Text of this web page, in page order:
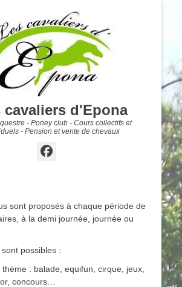
cavaliers d'Epona
- Poney club - Cours collectifs et
- Pension et vente de chevaux
Facebook
sont proposés à chaque période de
à la demi journée, journée ou
possibles :
: balade, equifun, cirque, jeux,
concours…